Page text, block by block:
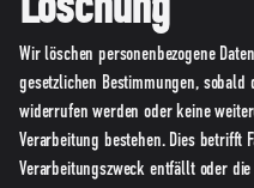
Wir löschen personenbezogene
gesetzlichen Bestimmungen,
widerrufen werden oder keine
Verarbeitung bestehen. Dies betrifft
Verarbeitungszweck entfällt oder